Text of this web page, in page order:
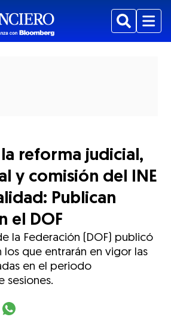
BuscarMenu
reforma judicial,
y comisión del INE
Publican
el DOF
la Federación (DOF) publicó
que entrarán en vigor las
en el periodo
sesiones.
actual mediante Email
actual mediante Facebook
el artículo actual mediante Twitter
el artículo actual mediante LinkedIn
Compartir el artículo actual mediante